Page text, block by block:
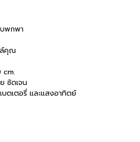
บพกพา
ล์คุณ
cm.
ชัดเจน
ตเตอรี่ และแสงอาทิตย์